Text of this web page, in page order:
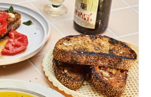
INLOGGEN
AANMELDEN
HOME
RECEPTEN
WEEKMENU'S